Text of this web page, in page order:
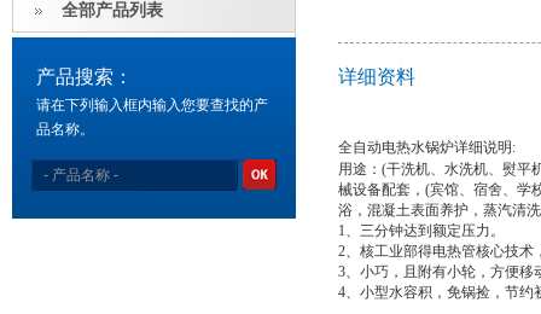
全部产品列表
产品搜索：
请在下列输入框内输入您要查找的产
品名称。
详细资料
全自动电热水锅炉详细说明:
用途：(干洗机、水洗机、熨平
械设备配套，(宾馆、宿舍、学
浴，混凝土表面养护，蒸汽清
1、三分钟达到额定压力。
2、核工业部得电热管核心技术
3、小巧，且附有小轮，方便移
4、小型水容积，免锅捡，节约